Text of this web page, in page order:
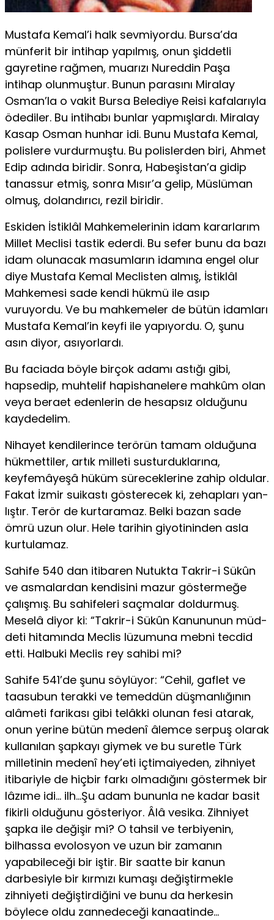
Mustafa Kemal’i halk sevmiyordu. Bursa’da
münferit bir in­tihap yapılmış, onun şiddetli
gayretine rağmen, muarızı Nureddin Paşa
intihap olunmuştur. Bunun parasını Miralay
Osman’la o vakit Bursa Belediye Reisi kafalarıyla
ödediler. Bu intihabı bunlar yapmışlardı. Miralay
Kasap Osman hunhar idi. Bunu Mustafa Kemal,
polislere vurdurmuştu. Bu polislerden biri, Ah­met
Edip adında biridir. Sonra, Habeşistan’a gidip
tanassur et­miş, sonra Mısır’a gelip, Müslüman
olmuş, dolandırıcı, rezil bi­ridir.
Eskiden İstiklâl Mahkemelerinin idam kararlarım
Millet Meclisi tastik ederdi. Bu sefer bunu da bazı
idam olunacak ma­sumların idamına engel olur
diye Mustafa Kemal Meclisten al­mış, İstiklâl
Mahkemesi sade kendi hükmü ile asıp
vuruyordu. Ve bu mahkemeler de bütün idamları
Mustafa Kemal’in keyfi ile yapıyordu. O, şunu
asın diyor, asıyorlardı.
Bu faciada böyle birçok adamı astığı gibi,
hapsedip, muhtelif hapishanelere mahkûm olan
veya beraet edenlerin de hesapsız olduğunu
kaydedelim.
Nihayet kendilerince terörün tamam olduğuna
hükmettiler, artık milleti susturduklarına,
keyfemâyeşâ hüküm süreceklerine zahip oldular.
Fakat İzmir suikastı gösterecek ki, zehapları yan­
lıştır. Terör de kurtaramaz. Belki bazan sade
ömrü uzun olur. Hele tarihin giyotininden asla
kurtulamaz.
Sahife 540 dan itibaren Nutukta Takrir-i Sükûn
ve asmalar­dan kendisini mazur göstermeğe
çalışmış. Bu sahifeleri saçmalar doldurmuş.
Meselâ diyor ki: “Takrir-i Sükûn Kanununun müd­
deti hitamında Meclis lüzumuna mebni tecdid
etti. Halbuki Meclis rey sahibi mi?
Sahife 541’de şunu söylüyor: “Cehil, gaflet ve
taasubun te­rakki ve temeddün düşmanlığının
alâmeti farikası gibi telâkki olunan fesi atarak,
onun yerine bütün medenî âlemce serpuş olarak
kullanılan şapkayı giymek ve bu suretle Türk
milletinin medenî hey’eti içtimaiyeden, zihniyet
itibariyle de hiçbir farkı olmadığını göstermek bir
lâzıme idi… ilh…Şu adam bununla ne kadar basit
fikirli olduğunu gösteriyor. Âlâ vesika. Zihniyet
şapka ile değişir mi? O tahsil ve terbiyenin,
bilhassa evolosyon ve uzun bir zamanın
yapabileceği bir iştir. Bir saatte bir kanun
darbesiyle bir kırmızı kumaşı değiştirmekle
zihniyeti değiştir­diğini ve bunu da herkesin
böylece oldu zannedeceği kanaatin­de…